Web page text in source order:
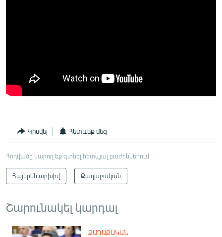
Կիսվել Հետևեք մեզ
Հոդվածը կարող եք գտնել հետևյալ բաժիններում
Հայերեն արխիվ Քաղաքական
Շարունակել կարդալ
ՔԱՂԱՔԱԿԱՆ